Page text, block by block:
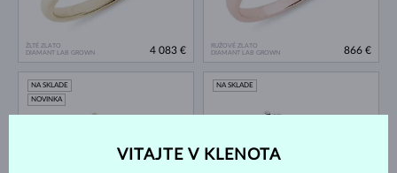
ŽLTÉ ZLATO
DIAMANT LAB GROWN
4 083 €
RUŽOVÉ ZLATO
DIAMANT LAB GROWN
866 €
NA SKLADE
NOVINKA
NA SKLADE
VITAJTE V KLENOTA